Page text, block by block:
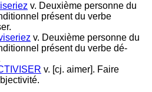
v. Deuxième personne du
présent du verbe
v. Deuxième personne du
présent du verbe dé-
v. [cj. aimer]. Faire